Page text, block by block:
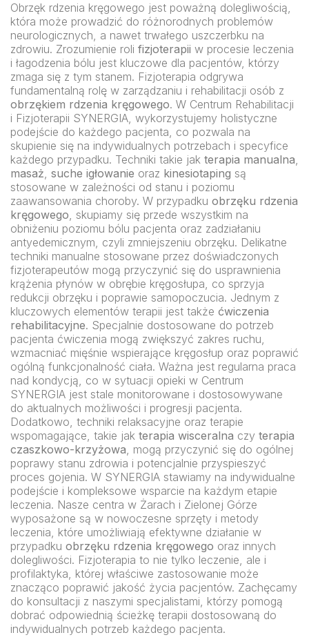
Obrzęk rdzenia kręgowego jest poważną dolegliwością,
która może prowadzić do różnorodnych problemów
neurologicznych, a nawet trwałego uszczerbku na
zdrowiu. Zrozumienie roli fizjoterapii w procesie leczenia
i łagodzenia bólu jest kluczowe dla pacjentów, którzy
zmaga się z tym stanem. Fizjoterapia odgrywa
fundamentalną rolę w zarządzaniu i rehabilitacji osób z
obrzękiem rdzenia kręgowego. W Centrum Rehabilitacji
i Fizjoterapii SYNERGIA, wykorzystujemy holistyczne
podejście do każdego pacjenta, co pozwala na
skupienie się na indywidualnych potrzebach i specyfice
każdego przypadku. Techniki takie jak terapia manualna,
masaż, suche igłowanie oraz kinesiotaping są
stosowane w zależności od stanu i poziomu
zaawansowania choroby. W przypadku obrzęku rdzenia
kręgowego, skupiamy się przede wszystkim na
obniżeniu poziomu bólu pacjenta oraz zadziałaniu
antyedemicznym, czyli zmniejszeniu obrzęku. Delikatne
techniki manualne stosowane przez doświadczonych
fizjoterapeutów mogą przyczynić się do usprawnienia
krążenia płynów w obrębie kręgosłupa, co sprzyja
redukcji obrzęku i poprawie samopoczucia. Jednym z
kluczowych elementów terapii jest także ćwiczenia
rehabilitacyjne. Specjalnie dostosowane do potrzeb
pacjenta ćwiczenia mogą zwiększyć zakres ruchu,
wzmacniać mięśnie wspierające kręgosłup oraz poprawić
ogólną funkcjonalność ciała. Ważna jest regularna praca
nad kondycją, co w sytuacji opieki w Centrum
SYNERGIA jest stale monitorowane i dostosowywane
do aktualnych możliwości i progresji pacjenta.
Dodatkowo, techniki relaksacyjne oraz terapie
wspomagające, takie jak terapia wisceralna czy terapia
czaszkowo-krzyżowa, mogą przyczynić się do ogólnej
poprawy stanu zdrowia i potencjalnie przyspieszyć
proces gojenia. W SYNERGIA stawiamy na indywidualne
podejście i kompleksowe wsparcie na każdym etapie
leczenia. Nasze centra w Żarach i Zielonej Górze
wyposażone są w nowoczesne sprzęty i metody
leczenia, które umożliwiają efektywne działanie w
przypadku obrzęku rdzenia kręgowego oraz innych
dolegliwości. Fizjoterapia to nie tylko leczenie, ale i
profilaktyka, której właściwe zastosowanie może
znacząco poprawić jakość życia pacjentów. Zachęcamy
do konsultacji z naszymi specjalistami, którzy pomogą
dobrać odpowiednią ścieżkę terapii dostosowaną do
indywidualnych potrzeb każdego pacjenta.